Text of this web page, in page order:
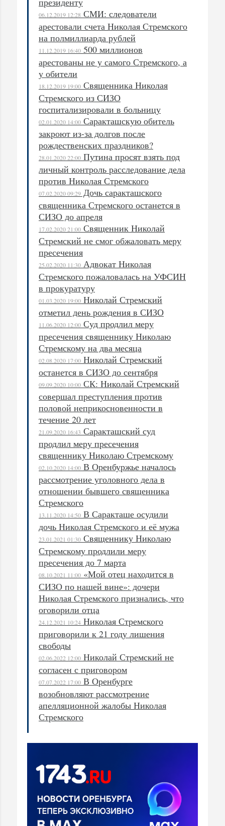
06.12.2019 12:28 СМИ: следователи
арестовали счета Николая Стремского
на полмиллиарда рублей
11.12.2019 16:40 500 миллионов
арестованы не у самого Стремского, а
у обители
18.12.2019 19:00 Священника Николая
Стремского из СИЗО
госпитализировали в больницу
02.01.2020 14:00 Саракташскую обитель
закроют из-за долгов после
рождественских праздников?
28.01.2020 22:00 Путина просят взять под
личный контроль расследование дела
против Николая Стремского
07.02.2020 09:29 Дочь саракташского
священника Стремского останется в
СИЗО до апреля
17.02.2020 21:00 Священник Николай
Стремский не смог обжаловать меру
пресечения
25.02.2020 11:30 Адвокат Николая
Стремского пожаловалась на УФСИН
в прокуратуру
01.03.2020 19:00 Николай Стремский
отметил день рождения в СИЗО
11.06.2020 12:00 Суд продлил меру
пресечения священнику Николаю
Стремскому на два месяца
02.08.2020 17:00 Николай Стремский
останется в СИЗО до сентября
09.09.2020 10:00 СК: Николай Стремский
совершал преступления против
половой неприкосновенности в
течение 20 лет
21.09.2020 16:43 Саракташский суд
продлил меру пресечения
священнику Николаю Стремскому
02.10.2020 14:00 В Оренбуржье началось
рассмотрение уголовного дела в
отношении бывшего священника
Стремского
13.11.2020 14:50 В Саракташе осудили
дочь Николая Стремского и её мужа
23.01.2021 01:30 Священнику Николаю
Стремскому продлили меру
пресечения до 7 марта
08.10.2021 11:00 «Мой отец находится в
СИЗО по нашей вине»: дочери
Николая Стремского признались, что
оговорили отца
24.12.2021 10:24 Николая Стремского
приговорили к 21 году лишения
свободы
02.06.2022 12:00 Николай Стремский не
согласен с приговором
07.07.2022 17:00 В Оренбурге
возобновляют рассмотрение
апелляционной жалобы Николая
Стремского